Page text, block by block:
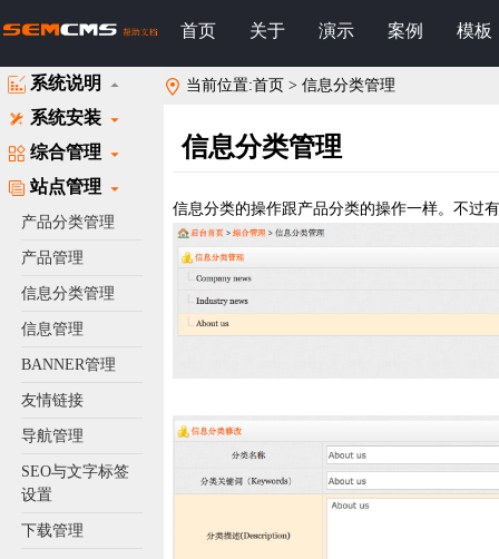
首页 关于 演示 案例 模板
系统说明
系统安装
综合管理
站点管理
产品分类管理
产品管理
信息分类管理
信息管理
BANNER管理
友情链接
导航管理
SEO与文字标签
设置
下载管理
当前位置:首页 > 信息分类管理
信息分类管理
信息分类的操作跟产品分类的操作一样。不过